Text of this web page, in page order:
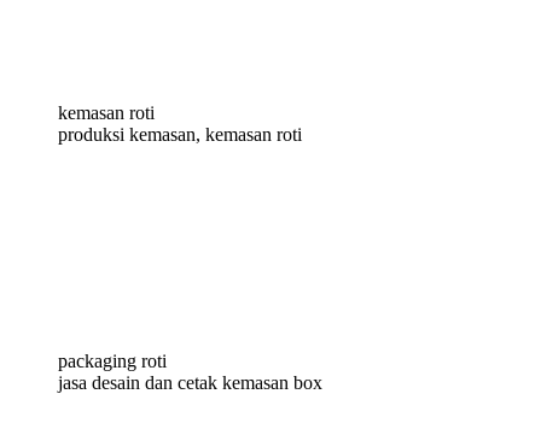
kemasan roti
produksi kemasan, kemasan roti
packaging roti
jasa desain dan cetak kemasan box